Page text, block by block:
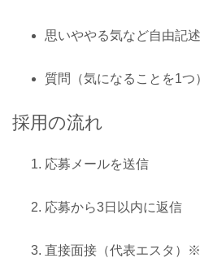
思いややる気など自由記述
質問（気になることを1つ
採用の流れ
応募メールを送信
応募から3日以内に返信
直接面接（代表エスタ）